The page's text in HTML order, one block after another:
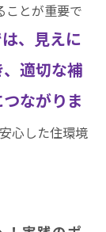
ことが重要で
、見えに
適切な補
ながりま
心した住環境